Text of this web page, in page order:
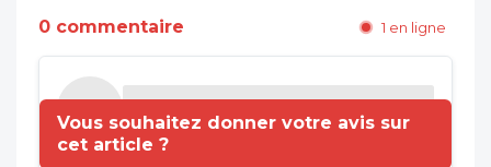
0 commentaire 1 en ligne
Vous souhaitez donner votre avis sur
cet article ?